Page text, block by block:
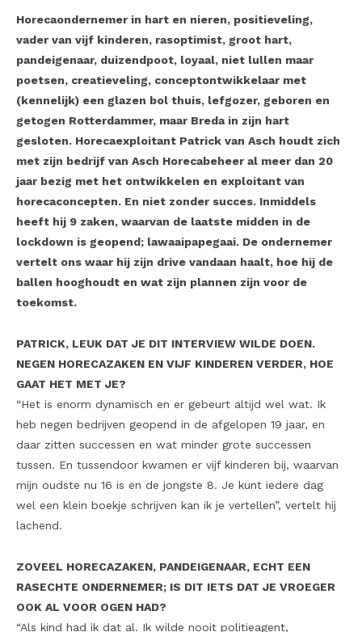
Horecaondernemer in hart en nieren, positieveling,
vader van vijf kinderen, rasoptimist, groot hart,
pandeigenaar, duizendpoot, loyaal, niet lullen maar
poetsen, creatieveling, conceptontwikkelaar met
(kennelijk) een glazen bol thuis, lefgozer, geboren en
getogen Rotterdammer, maar Breda in zijn hart
gesloten. Horecaexploitant Patrick van Asch houdt zich
met zijn bedrijf van Asch Horecabeheer al meer dan 20
jaar bezig met het ontwikkelen en exploitant van
horecaconcepten. En niet zonder succes. Inmiddels
heeft hij 9 zaken, waarvan de laatste midden in de
lockdown is geopend; lawaaipapegaai. De ondernemer
vertelt ons waar hij zijn drive vandaan haalt, hoe hij de
ballen hooghoudt en wat zijn plannen zijn voor de
toekomst.
PATRICK, LEUK DAT JE DIT INTERVIEW WILDE DOEN.
NEGEN HORECAZAKEN EN VIJF KINDEREN VERDER, HOE
GAAT HET MET JE?
“Het is enorm dynamisch en er gebeurt altijd wel wat. Ik
heb negen bedrijven geopend in de afgelopen 19 jaar, en
daar zitten successen en wat minder grote successen
tussen. En tussendoor kwamen er vijf kinderen bij, waarvan
mijn oudste nu 16 is en de jongste 8. Je kunt iedere dag
wel een klein boekje schrijven kan ik je vertellen”, vertelt hij
lachend.
ZOVEEL HORECAZAKEN, PANDEIGENAAR, ECHT EEN
RASECHTE ONDERNEMER; IS DIT IETS DAT JE VROEGER
OOK AL VOOR OGEN HAD?
“Als kind had ik dat al. Ik wilde nooit politieagent,